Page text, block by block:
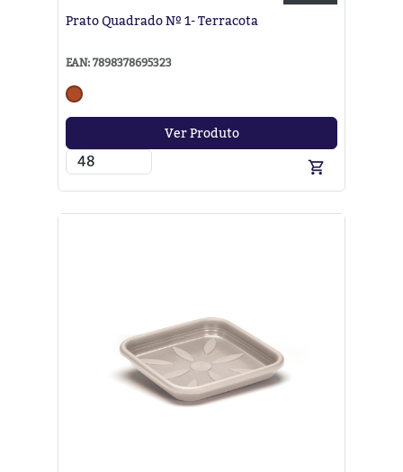
Prato Quadrado Nº 1- Terracota
EAN: 7898378695323
Ver Produto